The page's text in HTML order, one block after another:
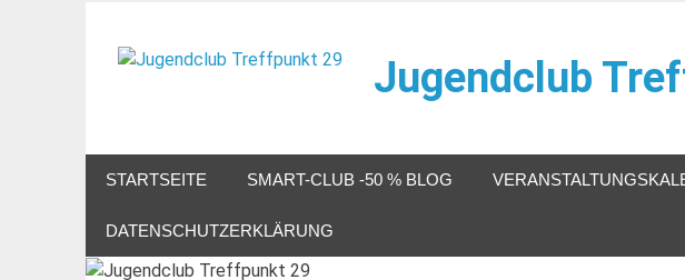
springen
Jugendclub
STARTSEITE SMART-CLUB -50 % BLOG
DATENSCHUTZERKLÄRUNG